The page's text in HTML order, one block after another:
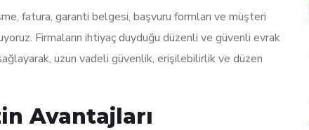
fatura, garanti belgesi, başvuru formları ve müşteri
Firmaların ihtiyaç duyduğu düzenli ve güvenli evrak
uzun vadeli güvenlik, erişilebilirlik ve düzen
Avantajları